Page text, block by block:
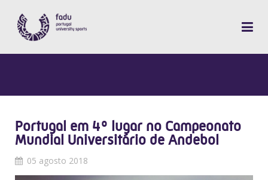
Portugal em 4º lugar no Campeonato
Mundial Universitário de Andebol
05 agosto 2018